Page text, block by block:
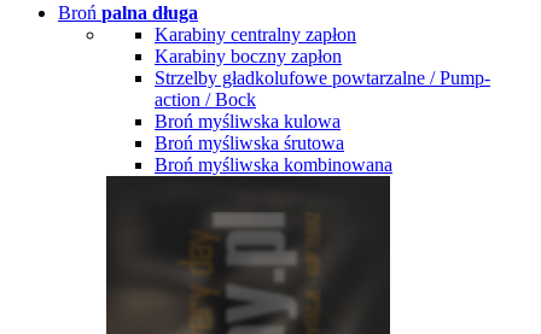
Broń palna długa
Karabiny centralny zapłon
Karabiny boczny zapłon
Strzelby gładkolufowe powtarzalne / Pump-
action / Bock
Broń myśliwska kulowa
Broń myśliwska śrutowa
Broń myśliwska kombinowana